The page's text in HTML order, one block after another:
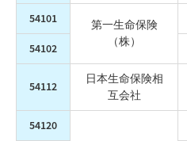
54101
第一生命保険
（株）
54102
54112
日本生命保険相
互会社
54120